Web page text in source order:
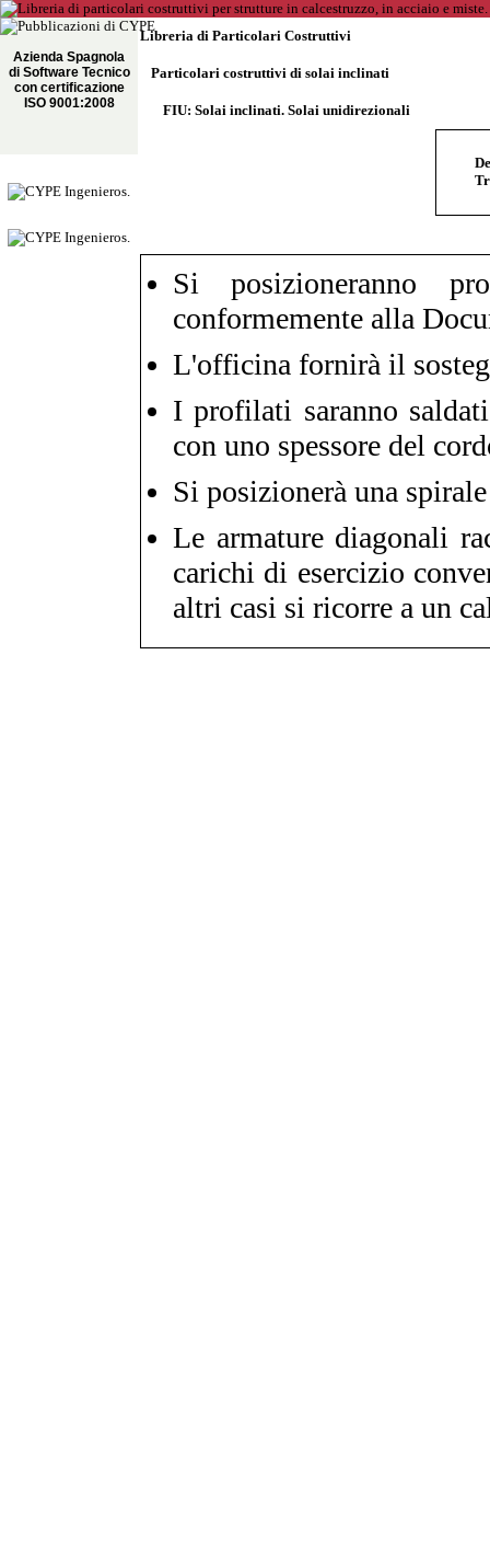
Azienda Spagnola
di Software Tecnico
con certificazione
ISO 9001:2008
Libreria di Particolari Costruttivi
Particolari costruttivi di solai inclinati
FIU: Solai inclinati. Solai unidirezionali
Si posizioneranno
conformemente alla
L'officina fornirà il
I profilati saranno
con uno spessore del
Si posizionerà una
Le armature diagonali
carichi di esercizio
altri casi si ricorre a un